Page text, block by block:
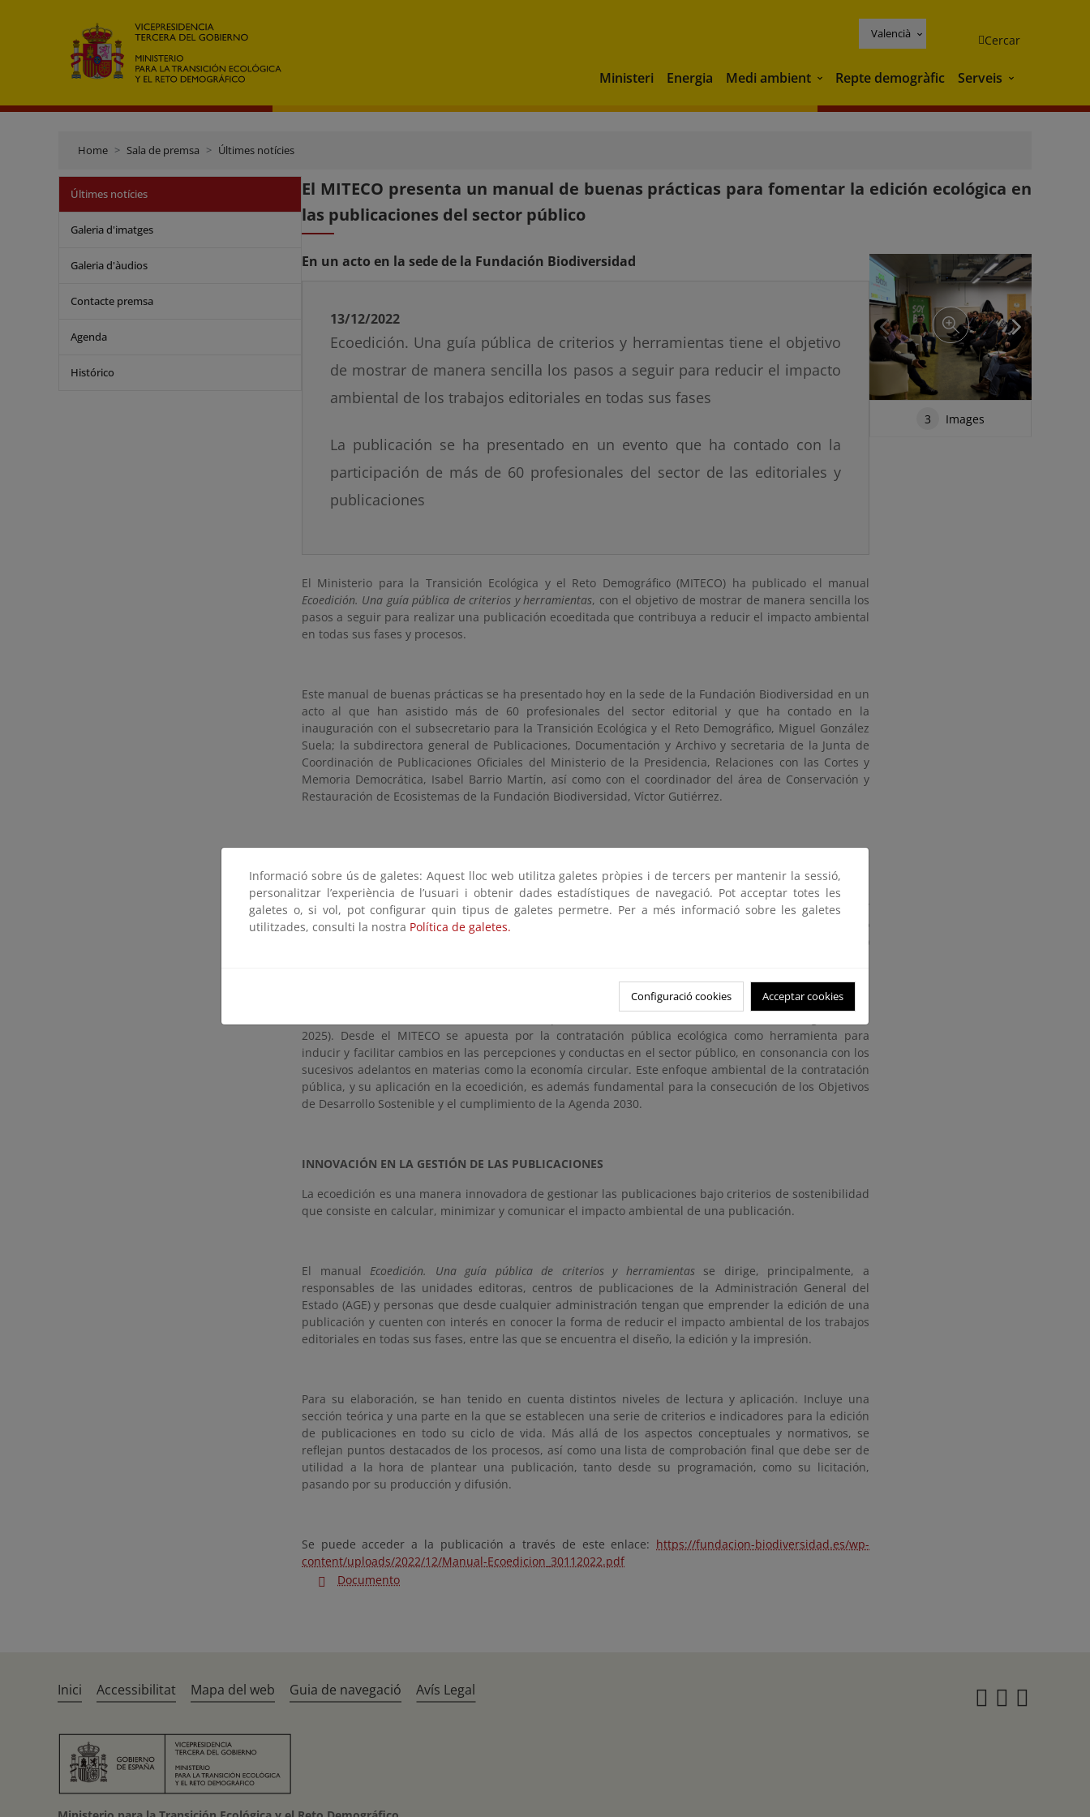
Valencià Cercar
Ministeri Energia Medi ambient Medi ambient
Repte demogràfic Serveis Serveis
Home Sala de premsa Últimes notícies
Últimes notícies
Galeria d'imatges
Galeria d'àudios
Contacte premsa
Agenda
Histórico
El MITECO presenta un manual de buenas prácticas para fomentar la edición ecológica en
las publicaciones del sector público
En un acto en la sede de la Fundación Biodiversidad
13/12/2022
Ecoedición. Una guía pública de criterios y herramientas tiene el objetivo
de mostrar de manera sencilla los pasos a seguir para reducir el impacto
ambiental de los trabajos editoriales en todas sus fases
La publicación se ha presentado en un evento que ha contado con la
participación de más de 60 profesionales del sector de las editoriales y
publicaciones
El Ministerio para la Transición Ecológica y el Reto Demográfico (MITECO) ha publicado el manual
Ecoedición. Una guía pública de criterios y herramientas, con el objetivo de mostrar de manera sencilla los
pasos a seguir para realizar una publicación ecoeditada que contribuya a reducir el impacto ambiental
en todas sus fases y procesos.
Este manual de buenas prácticas se ha presentado hoy en la sede de la Fundación Biodiversidad en un
acto al que han asistido más de 60 profesionales del sector editorial y que ha contado en la
inauguración con el subsecretario para la Transición Ecológica y el Reto Demográfico, Miguel González
Suela; la subdirectora general de Publicaciones, Documentación y Archivo y secretaria de la Junta de
Coordinación de Publicaciones Oficiales del Ministerio de la Presidencia, Relaciones con las Cortes y
Memoria Democrática, Isabel Barrio Martín, así como con el coordinador del área de Conservación y
Restauración de Ecosistemas de la Fundación Biodiversidad, Víctor Gutiérrez.
la ecoedición y la contratación pública ecológica en materia de publicaciones oficiales, que coordina el
MITECO con apoyo de la Secretaría de la Junta de Coordinación de Publicaciones Oficiales. Asimismo, es
uno de los productos del programa “Cambiar los estilos de vida para recuperar la naturaleza”
impulsado por la Fundación Biodiversidad del Ministerio para la Transición Ecológica y el Reto
Demográfico (MITECO), en el marco del Plan de Recuperación, Transformación y Resiliencia (PRTR)
Esta actuación se enmarca, además, en lo dispuesto en el Plan de Contratación Pública Ecológica (2018-
2025). Desde el MITECO se apuesta por la contratación pública ecológica como herramienta para
inducir y facilitar cambios en las percepciones y conductas en el sector público, en consonancia con los
sucesivos adelantos en materias como la economía circular. Este enfoque ambiental de la contratación
pública, y su aplicación en la ecoedición, es además fundamental para la consecución de los Objetivos
de Desarrollo Sostenible y el cumplimiento de la Agenda 2030.
INNOVACIÓN EN LA GESTIÓN DE LAS PUBLICACIONES
La ecoedición es una manera innovadora de gestionar las publicaciones bajo criterios de sostenibilidad
que consiste en calcular, minimizar y comunicar el impacto ambiental de una publicación.
El manual Ecoedición. Una guía pública de criterios y herramientasse dirige, principalmente, a
responsables de las unidades editoras, centros de publicaciones de la Administración General del
Estado (AGE) y personas que desde cualquier administración tengan que emprender la edición de una
publicación y cuenten con interés en conocer la forma de reducir el impacto ambiental de los trabajos
editoriales en todas sus fases, entre las que se encuentra el diseño, la edición y la impresión.
Para su elaboración, se han tenido en cuenta distintos niveles de lectura y aplicación. Incluye una
sección teórica y una parte en la que se establecen una serie de criterios e indicadores para la edición
de publicaciones en todo su ciclo de vida. Más allá de los aspectos conceptuales y normativos, se
reflejan puntos destacados de los procesos, así como una lista de comprobación final que debe ser de
utilidad a la hora de plantear una publicación, tanto desde su programación, como su licitación,
pasando por su producción y difusión.
Se puede acceder a la publicación a través de este enlace: https://fundacion-biodiversidad.es/wp-
content/uploads/2022/12/Manual-Ecoedicion_30112022.pdf
Documento
3 Images
Informació sobre ús de galetes: Aquest lloc web utilitza galetes pròpies i de tercers per mantenir la sessió,
personalitzar l’experiència de l’usuari i obtenir dades estadístiques de navegació. Pot acceptar totes les
galetes o, si vol, pot configurar quin tipus de galetes permetre. Per a més informació sobre les galetes
utilitzades, consulti la nostra Política de galetes.
Configuració cookies Acceptar cookies
Inici Accessibilitat Mapa del web Guia de navegació Avís Legal Twitter